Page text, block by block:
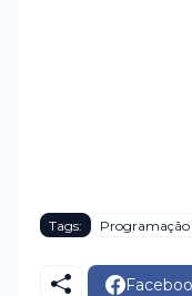
Tags: Programação